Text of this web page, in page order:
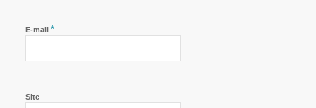
E-mail *
Site